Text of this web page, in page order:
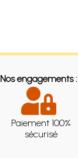
Nos engagements :
Paiement 100%
sécurisé